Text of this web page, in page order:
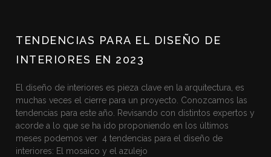
TENDENCIAS PARA EL DISEÑO DE
INTERIORES EN 2023
El diseño de interiores es pieza clave en la arquitectura, es
muchas veces el cierre para un proyecto. Conozcamos las
tendencias para este año. Revisando con distintos expertos y
acorde a lo que se ha ido proponiendo en los últimos
meses podemos ver 4 tendencias para el diseño de
interiores: El mosaico y el azulejo